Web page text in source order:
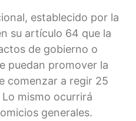
establecido por la
su artículo 64 que la
de gobierno o
puedan promover la
comenzar a regir 25
Lo mismo ocurrirá
generales.